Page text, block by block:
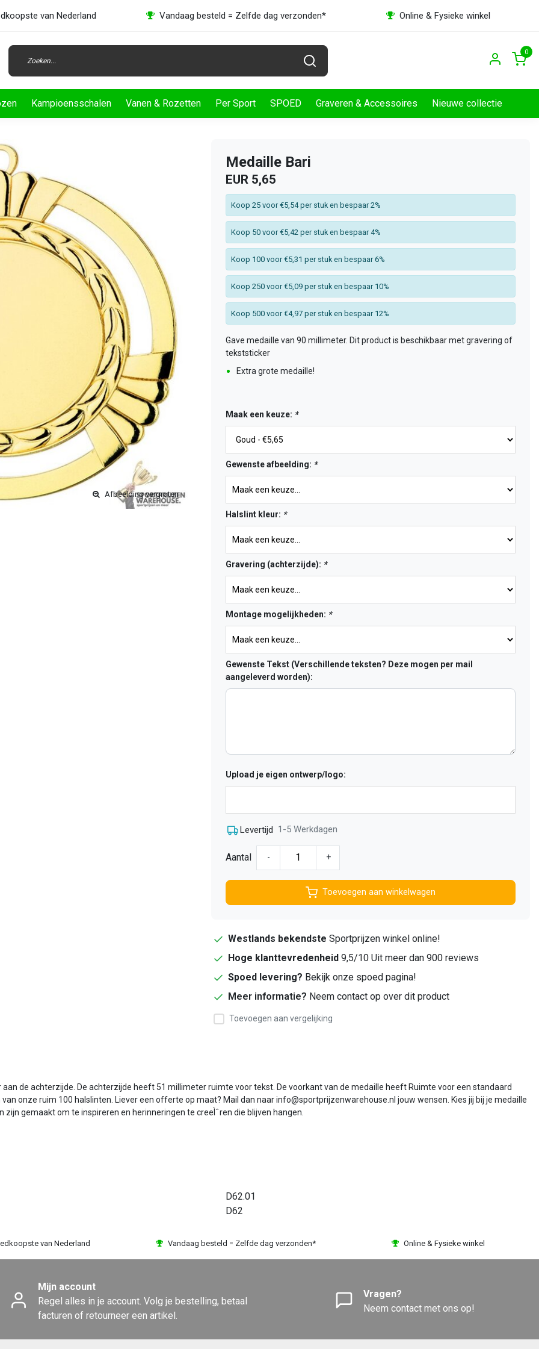
van Nederland Vandaag besteld = Zelfde dag verzonden* Online & Fysieke winkel
0
Kampioensschalen Vanen & Rozetten Per Sport SPOED Graveren & Accessoires Nieuwe collectie
Afbeelding vergroten
Medaille Bari
EUR 5,65
Koop 25 voor €5,54 per stuk en bespaar 2%
Koop 50 voor €5,42 per stuk en bespaar 4%
Koop 100 voor €5,31 per stuk en bespaar 6%
Koop 250 voor €5,09 per stuk en bespaar 10%
Koop 500 voor €4,97 per stuk en bespaar 12%
Gave medaille van 90 millimeter. Dit product is beschikbaar met gravering of
tekststicker
Extra grote medaille!
Maak een keuze: *
Gewenste afbeelding: *
Halslint kleur: *
Gravering (achterzijde): *
Montage mogelijkheden: *
Gewenste Tekst (Verschillende teksten? Deze mogen per mail
aangeleverd worden):
Upload je eigen ontwerp/logo:
Levertijd 1-5 Werkdagen
Aantal - +
Toevoegen aan winkelwagen
Westlands bekendste Sportprijzen winkel online!
Hoge klanttevredenheid 9,5/10 Uit meer dan 900 reviews
Spoed levering? Bekijk onze spoed pagina!
Meer informatie? Neem contact op over dit product
Toevoegen aan vergelijking
de achterzijde. De achterzijde heeft 51 millimeter ruimte voor tekst. De voorkant van de medaille heeft Ruimte voor een standaard
onze ruim 100 halslinten. Liever een offerte op maat? Mail dan naar info@sportprijzenwarehouse.nl jouw wensen. Kies jij bij je medaille
gemaakt om te inspireren en herinneringen te creeÌˆren die blijven hangen.
D62.01
D62
van Nederland Vandaag besteld = Zelfde dag verzonden* Online & Fysieke winkel
Mijn account
Regel alles in je account. Volg je bestelling, betaal
facturen of retourneer een artikel.
Vragen?
Neem contact met ons op!